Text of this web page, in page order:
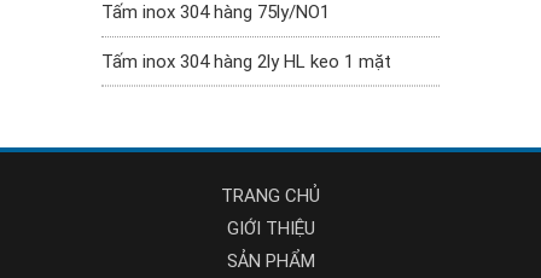
Tấm inox 304 hàng 75ly/NO1
Tấm inox 304 hàng 2ly HL keo 1 mặt
TRANG CHỦ
GIỚI THIỆU
SẢN PHẨM